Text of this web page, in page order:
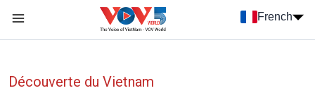
French
Découverte du Vietnam